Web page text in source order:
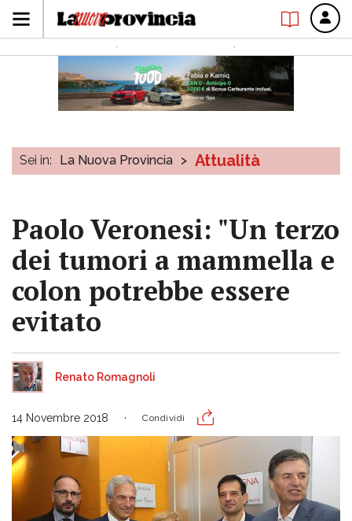
Sei in: La Nuova Provincia > Attualità
Paolo Veronesi: "Un terzo
dei tumori a mammella e
colon potrebbe essere
evitato
Renato Romagnoli
14 Novembre 2018 Condividi